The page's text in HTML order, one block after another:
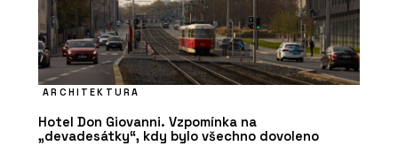
ARCHITEKTURA
Hotel Don Giovanni. Vzpomínka na
„devadesátky“, kdy bylo všechno dovoleno